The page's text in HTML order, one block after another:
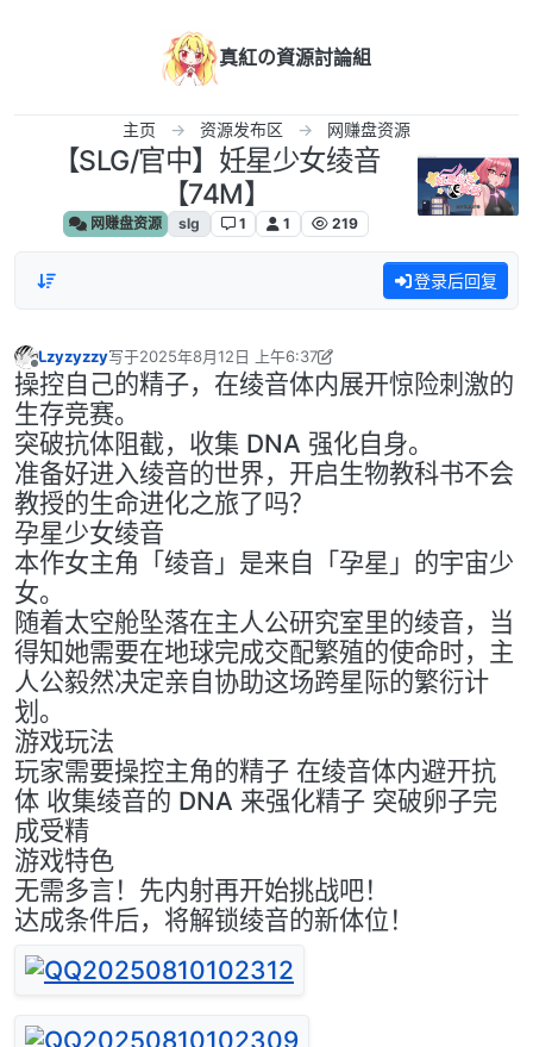
真紅の資源討論組
主页 资源发布区 网赚盘资源
【SLG/官中】妊星少女绫音
【74M】
网赚盘资源 slg 1 1 219
登录后回复
离线
Lzyzyzzy写于2025年8月12日 上午6:37
最后由 Lzyzyzzy 编辑2025年8月12日 上午2:45
操控自己的精子，在绫音体内展开惊险刺激的
生存竞赛。
突破抗体阻截，收集 DNA 强化自身。
准备好进入绫音的世界，开启生物教科书不会
教授的生命进化之旅了吗？
孕星少女绫音
本作女主角「绫音」是来自「孕星」的宇宙少
女。
随着太空舱坠落在主人公研究室里的绫音，当
得知她需要在地球完成交配繁殖的使命时，主
人公毅然决定亲自协助这场跨星际的繁衍计
划。
游戏玩法
玩家需要操控主角的精子 在绫音体内避开抗
体 收集绫音的 DNA 来强化精子 突破卵子完
成受精
游戏特色
无需多言！先内射再开始挑战吧！
达成条件后，将解锁绫音的新体位！